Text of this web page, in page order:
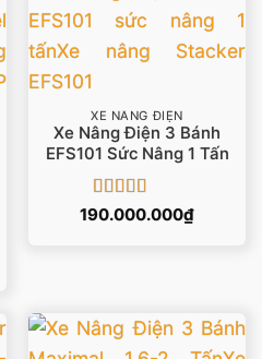
XE NÂNG ĐIỆN
Xe Nâng Điện 3 Bánh
EFS101 Sức Nâng 1 Tấn
Được xếp
190.000.000₫